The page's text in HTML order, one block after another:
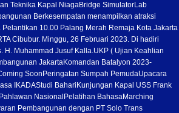
Teknika Kapal NiagaBridge SimulatorLab
Berkesempatan menampilkan atraksi
10.00 Palang Merah Remaja Kota Jakarta
Cibubur. Minggu, 26 Februari 2023. Di hadiri
H. Muhammad Jusuf Kalla.UKP ( Ujian Keahlian
JakartaKomandan Batalyon 2023-
Soon Peringatan Sumpah PemudaUpacara
IKADAStudi Bahari Kunjungan Kapal USS Frank
Nasional Pelatihan BahasaMarching
Pembangunan dengan PT Solo Trans